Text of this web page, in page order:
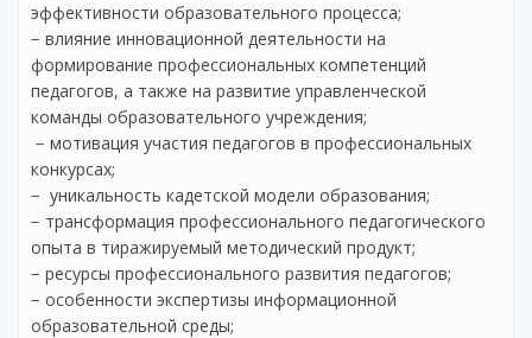
эффективности образовательного процесса;
− влияние инновационной деятельности на
формирование профессиональных компетенций
педагогов, а также на развитие управленческой
команды образовательного учреждения;
− мотивация участия педагогов в профессиональных
конкурсах;
− уникальность кадетской модели образования;
− трансформация профессионального педагогического
опыта в тиражируемый методический продукт;
− ресурсы профессионального развития педагогов;
− особенности экспертизы информационной
образовательной среды;